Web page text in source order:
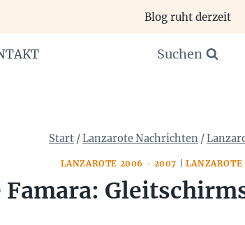
Blog ruht derzeit
Suchen
Start /Lanzarote Nachrichten /
LANZAROTE 2006 - 2007
Famara: